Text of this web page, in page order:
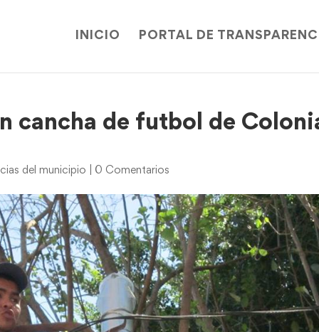
INICIO PORTAL DE
cancha de futbol de
del municipio 0 Comentarios